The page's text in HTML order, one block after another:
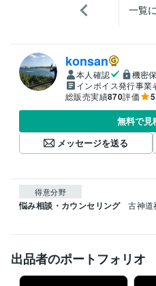
一覧
konsan
本人確認
機密
インボイス発行事業
総販売実績870評価
無料で見
メッセージを送る
得意分野
悩み相談・カウンセリング 古神道
出品者のポートフォリオ